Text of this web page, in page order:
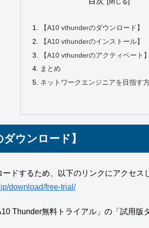
【A10 vthunderのダウンロード】
【A10 vthunderのインストール】
【A10 vthunderのアクティベート】
まとめ
ネットワークエンジニアを目指す
ウンロード】
ドするため、以下のリンクにアクセス
download/free-trial/
Thunder無料トライアル」の「試用版